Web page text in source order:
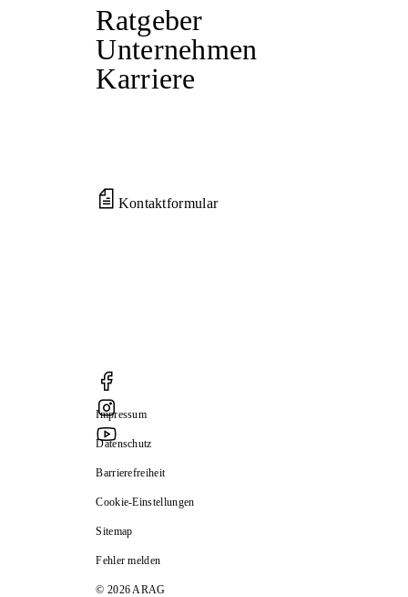
Ratgeber
Unternehmen
Karriere
Kontaktformular
Impressum
Datenschutz
Barrierefreiheit
Cookie-Einstellungen
Sitemap
Fehler melden
© 2026 ARAG